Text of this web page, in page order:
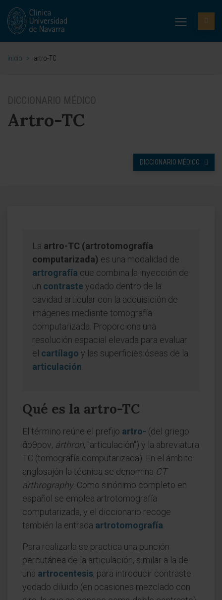
Inicio > artro-TC
DICCIONARIO MÉDICO
Artro-TC
DICCIONARIO MÉDICO
La artro-TC (artrotomografía
computarizada) es una modalidad de
artrografía que combina la inyección de
un contraste yodado dentro de la
cavidad articular con la adquisición de
imágenes mediante tomografía
computarizada. Proporciona una
resolución espacial elevada para evaluar
el cartílago y las superficies óseas de la
articulación
Qué es la artro-TC
El término reúne el prefijo artro- (del griego
ἄρθρον, árthron, "articulación") y la abreviatura
TC (tomografía computarizada). En el ámbito
anglosajón la técnica se denomina CT
arthrography. Como sinónimo completo en
español se emplea artrotomografía
computarizada, y el diccionario recoge
también la entrada artrotomografía
Para realizarla se practica una punción
percutánea de la articulación, similar a la de
una artrocentesis, para introducir contraste
yodado diluido (en ocasiones mezclado con